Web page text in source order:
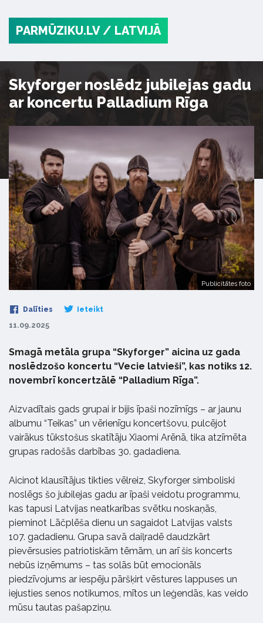
PARMŪZIKU.LV / LATVIJĀ
Skyforger noslēdz jubilejas gadu
ar koncertu Palladium Rīga
Publicitātes foto
Dalīties Ieteikt
11.09.2025
Smagā metāla grupa “Skyforger” aicina uz gada
noslēdzošo koncertu “Vecie latvieši”, kas notiks 12.
novembrī koncertzālē “Palladium Rīga”.
Aizvadītais gads grupai ir bijis īpaši nozīmīgs – ar jaunu
albumu “Teikas” un vērienīgu koncertšovu, pulcējot
vairākus tūkstošus skatītāju Xiaomi Arēnā, tika atzīmēta
grupas radošās darbības 30. gadadiena.
Aicinot klausītājus tikties vēlreiz, Skyforger simboliski
noslēgs šo jubilejas gadu ar īpaši veidotu programmu,
kas tapusi Latvijas neatkarības svētku noskaņās,
pieminot Lāčplēša dienu un sagaidot Latvijas valsts
107. gadadienu. Grupa savā daiļradē daudzkārt
pievērsusies patriotiskām tēmām, un arī šis koncerts
nebūs izņēmums – tas solās būt emocionāls
piedzīvojums ar iespēju pāršķirt vēstures lappuses un
iejusties senos notikumos, mītos un leģendās, kas veido
mūsu tautas pašapziņu.